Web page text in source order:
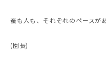
蚕も人も、それぞれのペースが
(園長)